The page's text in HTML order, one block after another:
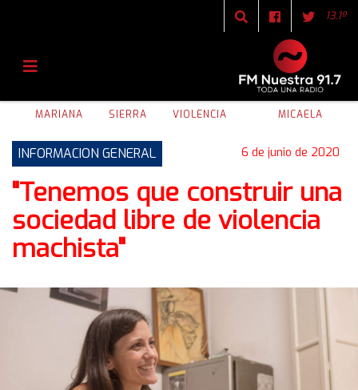
13.1º
MARIANA SIERRA VIOLENCIA MICAELA
INFORMACION GENERAL 6 de junio de 2020
"Tenemos que construir una
sociedad libre de violencia
machista"